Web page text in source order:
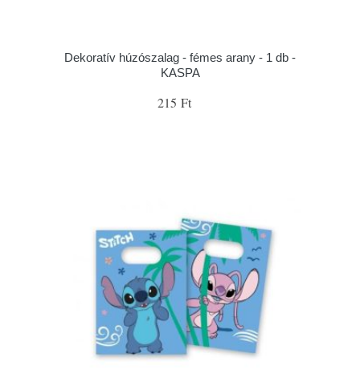
Dekoratív húzószalag - fémes arany - 1 db -
KASPA
215 Ft